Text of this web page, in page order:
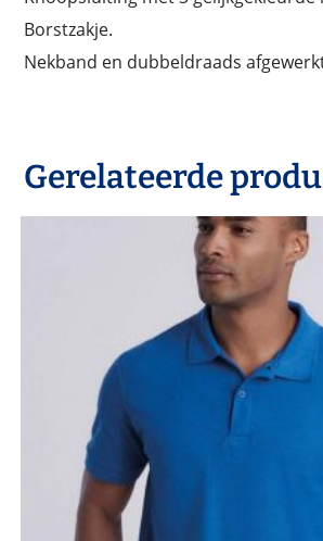
Borstzakje.
Nekband en dubbeldraads
Gerelateerde